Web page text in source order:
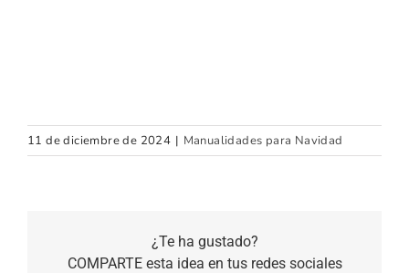
11 de diciembre de 2024 | Manualidades para Navidad
¿Te ha gustado?
COMPARTE esta idea en tus redes sociales